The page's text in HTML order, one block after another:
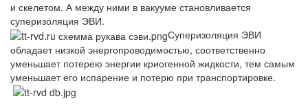
и скелетом. А между ними в вакууме становливается
суперизоляция ЭВИ.
Суперизоляция ЭВИ
обладает низкой энергопроводимостью, соответственно
уменьшает потерею энергии криогенной жидкости, тем самым
уменьшает его испарение и потерю при транспортировке.